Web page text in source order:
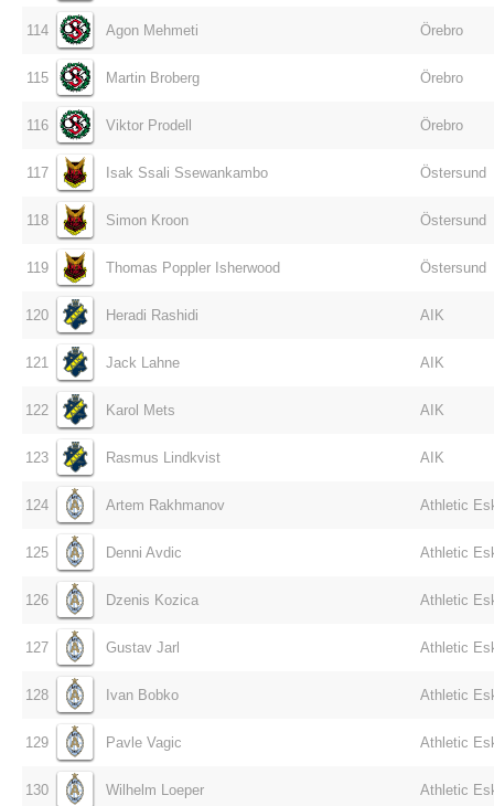
114 Agon Mehmeti Örebro
115 Martin Broberg Örebro
116 Viktor Prodell Örebro
117 Isak Ssali Ssewankambo Östersund
118 Simon Kroon Östersund
119 Thomas Poppler Isherwood Östersund
120 Heradi Rashidi AIK
121 Jack Lahne AIK
122 Karol Mets AIK
123 Rasmus Lindkvist AIK
124 Artem Rakhmanov Athletic
125 Denni Avdic Athletic
126 Dzenis Kozica Athletic
127 Gustav Jarl Athletic
128 Ivan Bobko Athletic
129 Pavle Vagic Athletic
130 Wilhelm Loeper Athletic